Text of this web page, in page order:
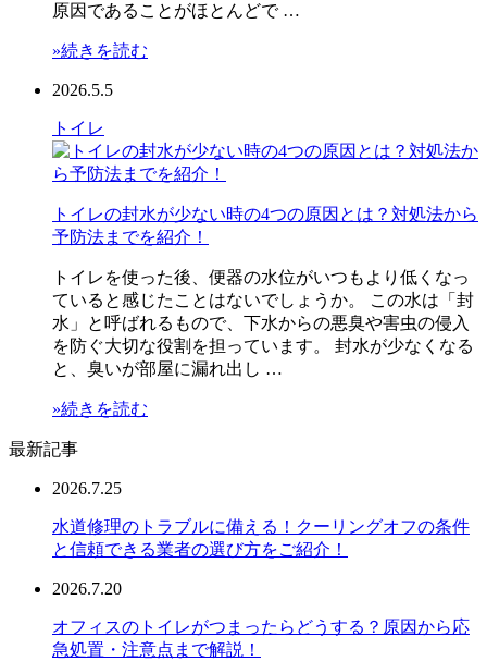
原因であることがほとんどで …
»続きを読む
2026.5.5
トイレ
トイレの封水が少ない時の4つの原因とは？対処法から
予防法までを紹介！
トイレを使った後、便器の水位がいつもより低くなっ
ていると感じたことはないでしょうか。 この水は「封
水」と呼ばれるもので、下水からの悪臭や害虫の侵入
を防ぐ大切な役割を担っています。 封水が少なくなる
と、臭いが部屋に漏れ出し …
»続きを読む
最新記事
2026.7.25
水道修理のトラブルに備える！クーリングオフの条件
と信頼できる業者の選び方をご紹介！
2026.7.20
オフィスのトイレがつまったらどうする？原因から応
急処置・注意点まで解説！